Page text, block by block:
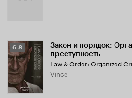
Рейтинг
Кинопоиска
6.8
6.8
Закон и порядок:
преступность
Law & Order: Organized
Vince